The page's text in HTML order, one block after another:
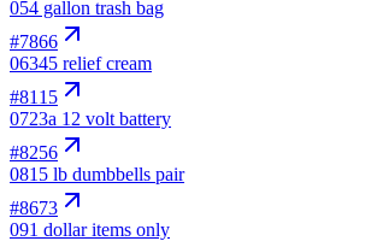
054 gallon trash bag
#7866
06345 relief cream
#8115
0723a 12 volt battery
#8256
0815 lb dumbbells pair
#8673
091 dollar items only